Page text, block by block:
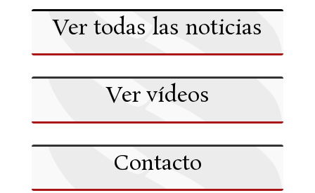
Ver todas las noticias
Ver vídeos
Contacto